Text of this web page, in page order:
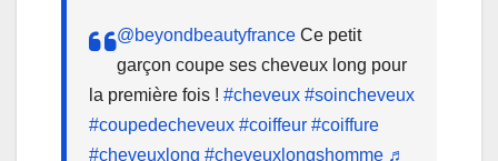
@beyondbeautyfrance Ce petit
garçon coupe ses cheveux long pour
la première fois ! #cheveux #soincheveux
#coupedecheveux #coiffeur #coiffure
#cheveuxlong #cheveuxlongshomme ♬